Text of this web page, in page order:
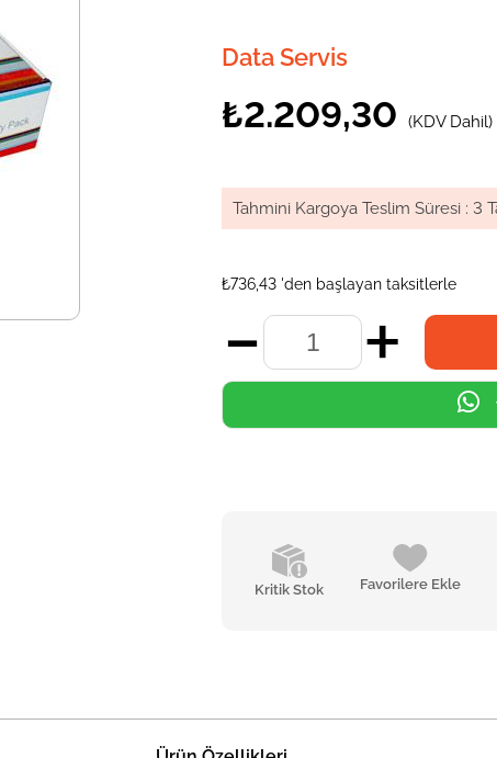
Data Servis
₺2.209,30 (KDV Dahil)
Tahmini Kargoya Teslim Süresi : 3
₺736,43 'den başlayan taksitlerle
Kritik Stok Favorilere Ekle